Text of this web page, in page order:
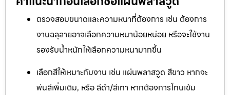
ตรวจสอบขนาดและความหนาที่ต้องการ เช่น ต้องการ
งานฉลุลายอาจเลือกความหนาน้อยหน่อย หรือจะใช้งาน
รองรับน้ำหนักให้เลือกความหนามากขึ้น
เลือกสีให้เหมาะกับงาน เช่น แผ่นพลาสวูด สีขาว หากจะ
พ่นสีเพิ่มเติม, หรือ สีดำ/สีเทา หากต้องการโทนเข้ม